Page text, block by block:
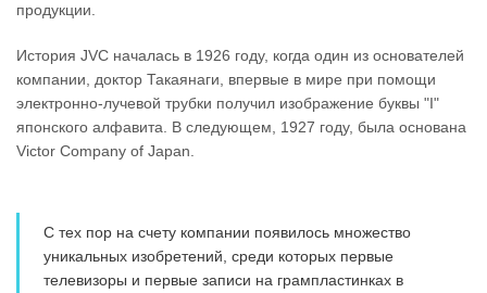
продукции.
История JVC началась в 1926 году, когда один из основателей
компании, доктор Такаянаги, впервые в мире при помощи
электронно-лучевой трубки получил изображение буквы "I"
японского алфавита. В следующем, 1927 году, была основана
Victor Company of Japan.
С тех пор на счету компании появилось множество
уникальных изобретений, среди которых первые
телевизоры и первые записи на грампластинках в